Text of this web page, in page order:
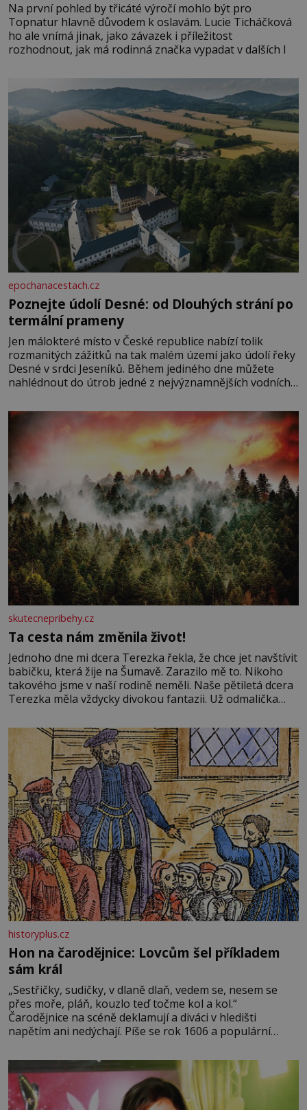
Na první pohled by třicáté výročí mohlo být pro
Topnatur hlavně důvodem k oslavám. Lucie Ticháčková
ho ale vnímá jinak, jako závazek i příležitost
rozhodnout, jak má rodinná značka vypadat v dalších l
epochanacestach.cz
Poznejte údolí Desné: od Dlouhých strání po
termální prameny
Jen málokteré místo v České republice nabízí tolik
rozmanitých zážitků na tak malém území jako údolí řeky
Desné v srdci Jeseníků. Během jediného dne můžete
nahlédnout do útrob jedné z nejvýznamnějších vodních
se na koloběžce a den zakončit poznáváním památek ve
Velkých Losinách nebo v termálním
skutecnepribehy.cz
Ta cesta nám změnila život!
Jednoho dne mi dcera Terezka řekla, že chce jet navštívit
babičku, která žije na Šumavě. Zarazilo mě to. Nikoho
takového jsme v naší rodině neměli. Naše pětiletá dcera
Terezka měla vždycky divokou fantazii. Už odmalička
zdálo o jednorožcích, krásných princeznách, statečných
rytířích a létajících dracích.
historyplus.cz
Hon na čarodějnice: Lovcům šel příkladem
sám král
„Sestřičky, sudičky, v dlaně dlaň, vedem se, nesem se
přes moře, pláň, kouzlo teď točme kol a kol.“
Čarodějnice na scéně deklamují a diváci v hledišti
napětím ani nedýchají. Píše se rok 1606 a populární
Tragédii o Macbethovi. Napsal ji pro krále Jakuba I., jenž
v roce 1603 vystřídal